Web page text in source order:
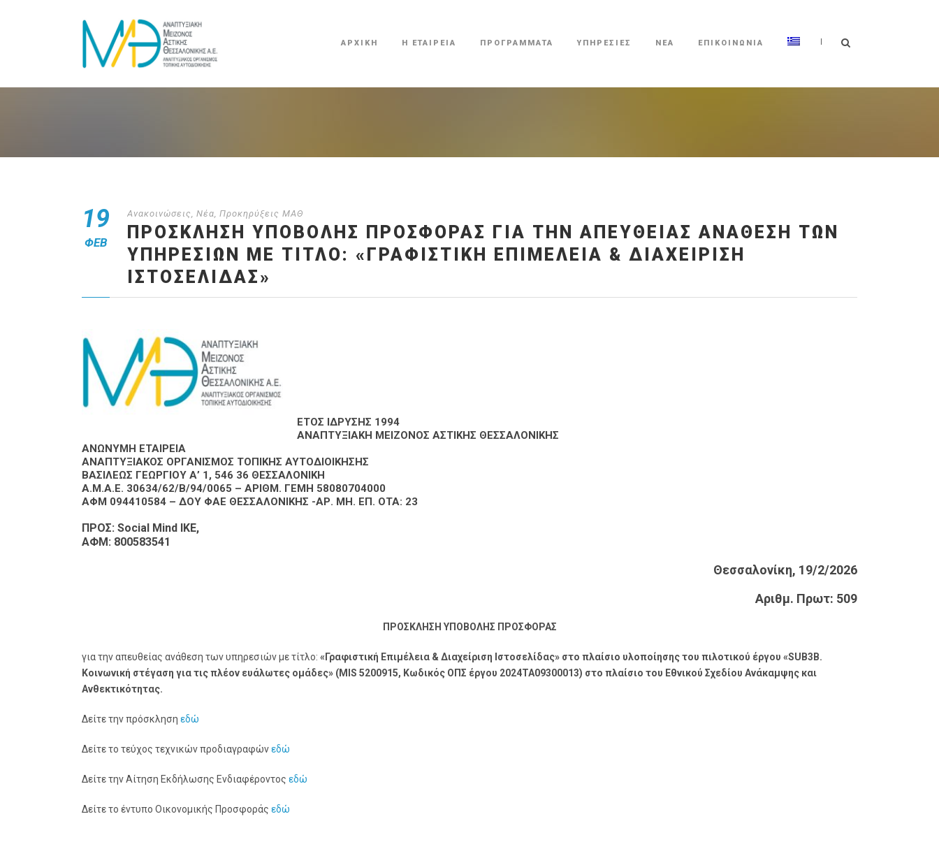
ΑΡΧΙΚΗ Η ΕΤΑΙΡΕΙΑ ΠΡΟΓΡΑΜΜΑΤΑ ΥΠΗΡΕΣΙΕΣ ΝΕΑ ΕΠΙΚΟΙΝΩΝΙΑ |
19
ΦΕΒ
Ανακοινώσεις Νέα Προκηρύξεις ΜΑΘ
ΠΡΟΣΚΛΗΣΗ ΥΠΟΒΟΛΗΣ ΠΡΟΣΦΟΡΑΣ ΓΙΑ ΤΗΝ ΑΠΕΥΘΕΊΑΣ ΑΝΆΘΕΣΗ ΤΩΝ
ΥΠΗΡΕΣΙΏΝ ΜΕ ΤΊΤΛΟ: «ΓΡΑΦΙΣΤΙΚΉ ΕΠΙΜΈΛΕΙΑ & ΔΙΑΧΕΊΡΙΣΗ
ΙΣΤΟΣΕΛΊΔΑΣ»
ΕΤΟΣ ΙΔΡΥΣΗΣ 1994
ΑΝΑΠΤΥΞΙΑΚΗ ΜΕΙΖΟΝΟΣ ΑΣΤΙΚΗΣ ΘΕΣΣΑΛΟΝΙΚΗΣ
ΑΝΩΝΥΜΗ ΕΤΑΙΡΕΙΑ
ΑΝΑΠΤΥΞΙΑΚΟΣ ΟΡΓΑΝΙΣΜΟΣ ΤΟΠΙΚΗΣ ΑΥΤΟΔΙΟΙΚΗΣΗΣ
ΒΑΣΙΛΕΩΣ ΓΕΩΡΓΙΟΥ Α’ 1, 546 36 ΘΕΣΣΑΛΟΝΙΚΗ
Α.Μ.Α.Ε. 30634/62/Β/94/0065 – ΑΡΙΘΜ. ΓΕΜΗ 58080704000
ΑΦΜ 094410584 – ΔΟΥ ΦΑΕ ΘΕΣΣΑΛΟΝΙΚΗΣ -ΑΡ. ΜΗ. ΕΠ. ΟΤΑ: 23
ΠΡΟΣ: Social Mind ΙΚΕ,
ΑΦΜ: 800583541
Θεσσαλονίκη, 19/2/2026
Αριθμ. Πρωτ: 509
ΠΡΟΣΚΛΗΣΗ ΥΠΟΒΟΛΗΣ ΠΡΟΣΦΟΡΑΣ
για την απευθείας ανάθεση των υπηρεσιών με τίτλο: «Γραφιστική Επιμέλεια & Διαχείριση Ιστοσελίδας» στο πλαίσιο υλοποίησης του πιλοτικού έργου «SUB3B.
Κοινωνική στέγαση για τις πλέον ευάλωτες ομάδες» (MIS 5200915, Κωδικός ΟΠΣ έργου 2024ΤΑ09300013) στο πλαίσιο του Εθνικού Σχεδίου Ανάκαμψης και
Ανθεκτικότητας.
Δείτε την πρόσκληση εδώ
Δείτε το τεύχος τεχνικών προδιαγραφώνεδώ
Δείτε την Αίτηση Εκδήλωσης Ενδιαφέροντος εδώ
Δείτε το έντυπο Οικονομικής Προσφοράς εδώ